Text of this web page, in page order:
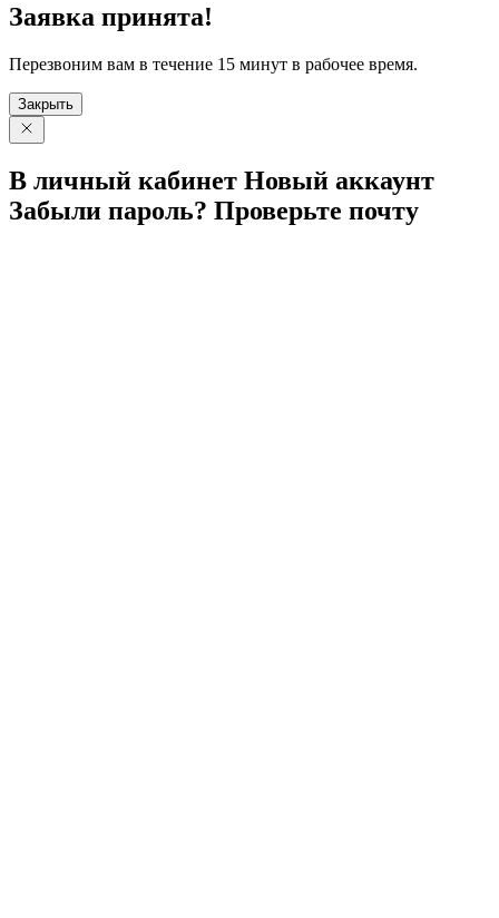
Заявка принята!
Перезвоним вам в течение 15 минут в рабочее время.
Закрыть
В личный кабинет Новый аккаунт
Забыли пароль? Проверьте почту